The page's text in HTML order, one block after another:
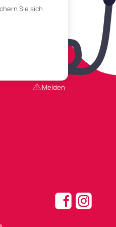
Sie sich
Melden